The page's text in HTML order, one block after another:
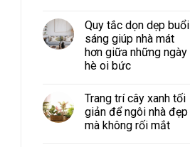
Quy tắc dọn dẹp buổi
sáng giúp nhà mát
hơn giữa những ngày
hè oi bức
Trang trí cây xanh tối
giản để ngôi nhà đẹp
mà không rối mắt